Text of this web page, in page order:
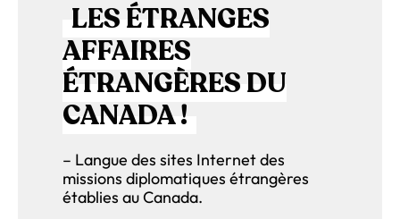
LES ÉTRANGES
AFFAIRES
ÉTRANGÈRES DU
CANADA !
– Langue des sites Internet des
missions diplomatiques étrangères
établies au Canada.